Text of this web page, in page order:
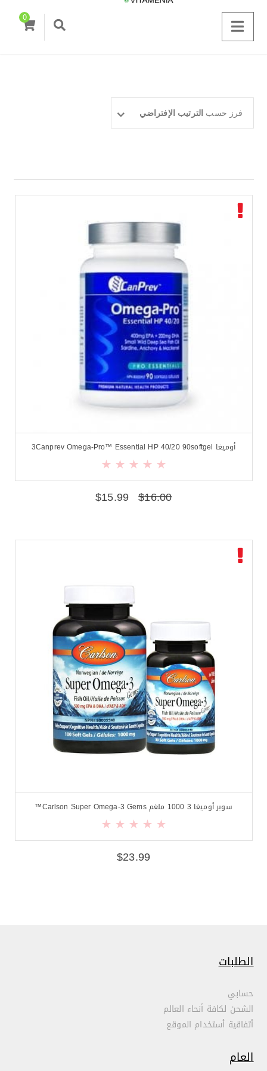
0
فرز حسب الترتيب الإفتراضي
أوميغا 3Canprev Omega-Pro™ Essential HP 40/20 90softgel
$16.00
$15.99
سوبر أوميغا 3 1000 ملغم Carlson Super Omega-3 Gems™
$23.99
الطلبات
حسابي
الشحن لكافة أنحاء العالم
أتفاقية أستخدام الموقع
العام